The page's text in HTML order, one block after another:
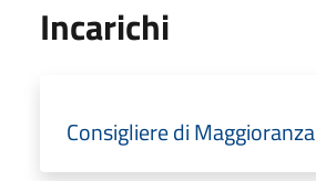
Incarichi
Consigliere di Maggioranza